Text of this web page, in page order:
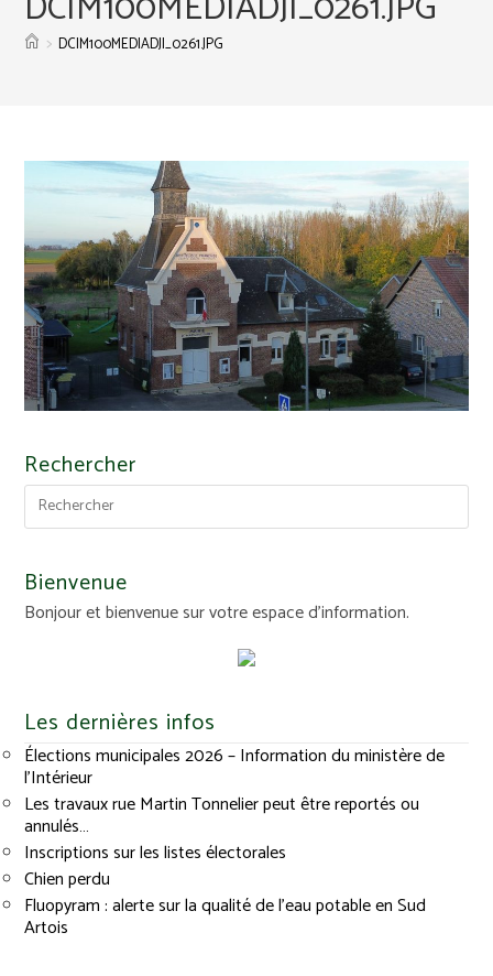
> DCIM100MEDIADJI_0261.JPG
Rechercher
Bienvenue
Bonjour et bienvenue sur votre espace d'information.
Les dernières infos
Élections municipales 2026 – Information du ministère de
l’Intérieur
Les travaux rue Martin Tonnelier peut être reportés ou
annulés…
Inscriptions sur les listes électorales
Chien perdu
Fluopyram : alerte sur la qualité de l’eau potable en Sud
Artois